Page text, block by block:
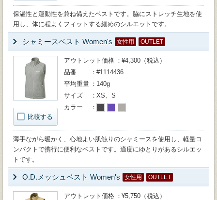
保温性と運動性を兼ね備えたベストです。脇にストレッチ生地を使
用し、体に程よくフィットする細めのシルエットです。
シャミースベスト Women's 女性用 OUTLET
比較する
アウトレット価格
¥4,300（税込）
品番
#1114436
平均重量
140g
サイズ
XS、S
カラー
薄手ながら暖かく、心地よい肌触りのシャミースを使用し、軽量コ
ンパクトで携行に便利なベストです。適度にゆとりがあるシルエッ
トです。
O.D.メッシュベスト Women's 女性用 OUTLET
アウトレット価格
¥5,750（税込）